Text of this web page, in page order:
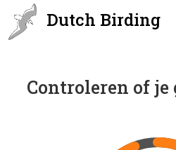
Dutch Birding
Controleren of je